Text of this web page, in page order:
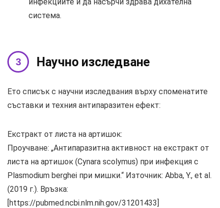
система.
Научно изследване
Ето списък с научни изследвания върху споменатите
съставки и техния антипаразитен ефект:
Екстракт от листа на артишок:
Проучване: „Антипаразитна активност на екстракт от
листа на артишок (Cynara scolymus) при инфекция с
Plasmodium berghei при мишки.“ Източник: Abba, Y., et al.
(2019 г.). Връзка:
[https://pubmed.ncbi.nlm.nih.gov/31201433]